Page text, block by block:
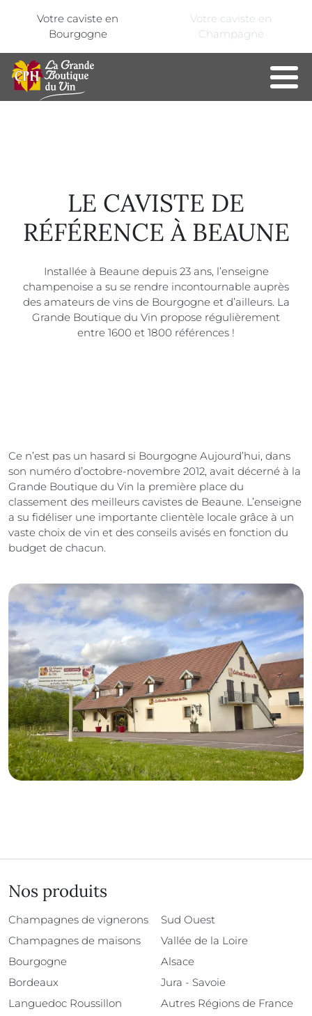
Votre caviste en
Bourgogne
Votre caviste en
Champagne
LE CAVISTE DE
RÉFÉRENCE À BEAUNE
Installée à Beaune depuis 23 ans, l’enseigne
champenoise a su se rendre incontournable auprès
des amateurs de vins de Bourgogne et d’ailleurs. La
Grande Boutique du Vin propose régulièrement
entre 1600 et 1800 références !
Ce n’est pas un hasard si Bourgogne Aujourd’hui, dans
son numéro d’octobre-novembre 2012, avait décerné à la
Grande Boutique du Vin la première place du
classement des meilleurs cavistes de Beaune. L’enseigne
a su fidéliser une importante clientèle locale grâce à un
vaste choix de vin et des conseils avisés en fonction du
budget de chacun.
Nos produits
Champagnes de vignerons
Champagnes de maisons
Bourgogne
Bordeaux
Languedoc Roussillon
Sud Ouest
Vallée de la Loire
Alsace
Jura - Savoie
Autres Régions de France